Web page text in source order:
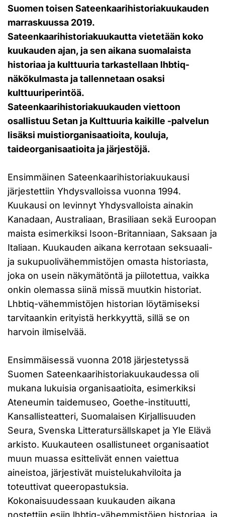
Suomen toisen Sateenkaarihistoriakuukauden
marraskuussa 2019.
Sateenkaarihistoriakuukautta vietetään koko
kuukauden ajan, ja sen aikana suomalaista
historiaa ja kulttuuria tarkastellaan lhbtiq-
näkökulmasta ja tallennetaan osaksi
kulttuuriperintöä.
Sateenkaarihistoriakuukauden viettoon
osallistuu Setan ja Kulttuuria kaikille -palvelun
lisäksi muistiorganisaatioita, kouluja,
taideorganisaatioita ja järjestöjä.
Ensimmäinen Sateenkaarihistoriakuukausi
järjestettiin Yhdysvalloissa vuonna 1994.
Kuukausi on levinnyt Yhdysvalloista ainakin
Kanadaan, Australiaan, Brasiliaan sekä Euroopan
maista esimerkiksi Isoon-Britanniaan, Saksaan ja
Italiaan. Kuukauden aikana kerrotaan seksuaali-
ja sukupuolivähemmistöjen omasta historiasta,
joka on usein näkymätöntä ja piilotettua, vaikka
onkin olemassa siinä missä muutkin historiat.
Lhbtiq-vähemmistöjen historian löytämiseksi
tarvitaankin erityistä herkkyyttä, sillä se on
harvoin ilmiselvää.
Ensimmäisessä vuonna 2018 järjestetyssä
Suomen Sateenkaarihistoriakuukaudessa oli
mukana lukuisia organisaatioita, esimerkiksi
Ateneumin taidemuseo, Goethe-instituutti,
Kansallisteatteri, Suomalaisen Kirjallisuuden
Seura, Svenska Litteratursällskapet ja Yle Elävä
arkisto. Kuukauteen osallistuneet organisaatiot
muun muassa esittelivät ennen vaiettua
aineistoa, järjestivät muistelukahviloita ja
toteuttivat queeropastuksia.
Kokonaisuudessaan kuukauden aikana
nostettiin esiin lhbtiq-vähemmistöjen historiaa, ja